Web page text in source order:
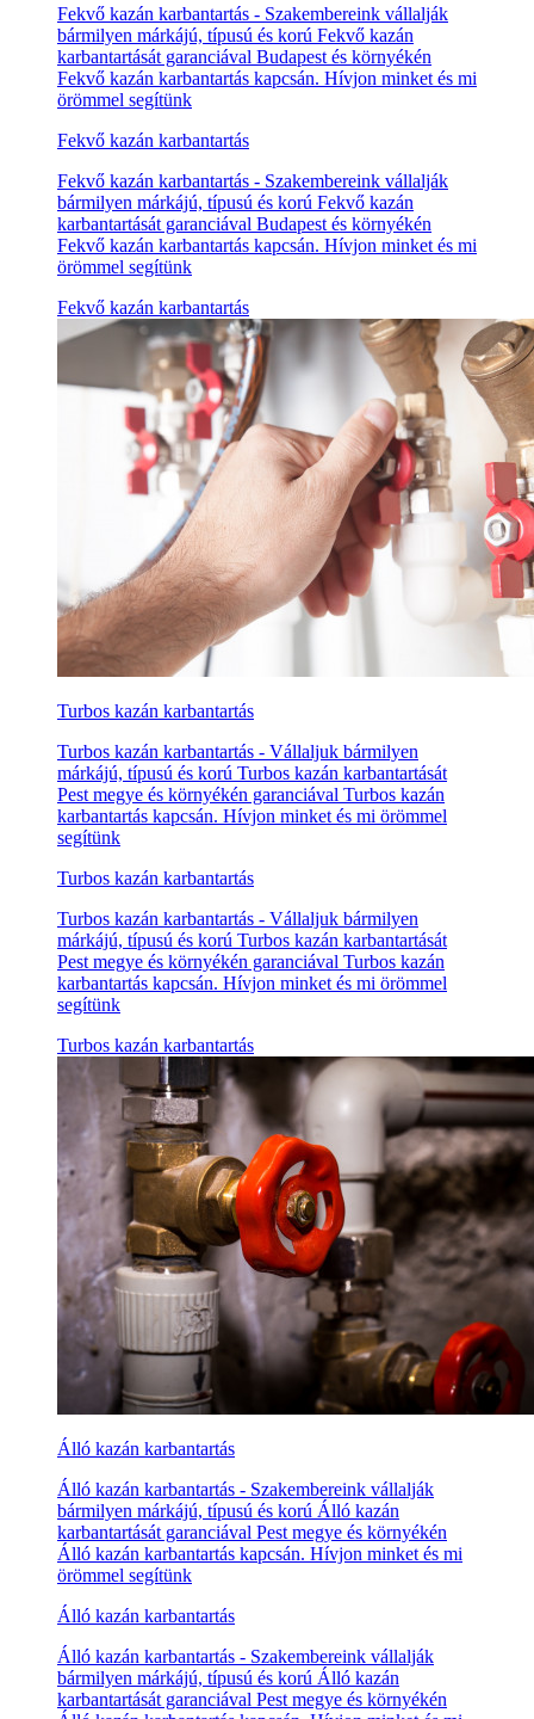
Fekvő kazán karbantartás - Szakembereink vállalják
bármilyen márkájú, típusú és korú Fekvő kazán
karbantartását garanciával Budapest és környékén
Fekvő kazán karbantartás kapcsán. Hívjon minket és mi
örömmel segítünk
Fekvő kazán karbantartás
Fekvő kazán karbantartás - Szakembereink vállalják
bármilyen márkájú, típusú és korú Fekvő kazán
karbantartását garanciával Budapest és környékén
Fekvő kazán karbantartás kapcsán. Hívjon minket és mi
örömmel segítünk
Fekvő kazán karbantartás
Turbos kazán karbantartás
Turbos kazán karbantartás - Vállaljuk bármilyen
márkájú, típusú és korú Turbos kazán karbantartását
Pest megye és környékén garanciával Turbos kazán
karbantartás kapcsán. Hívjon minket és mi örömmel
segítünk
Turbos kazán karbantartás
Turbos kazán karbantartás - Vállaljuk bármilyen
márkájú, típusú és korú Turbos kazán karbantartását
Pest megye és környékén garanciával Turbos kazán
karbantartás kapcsán. Hívjon minket és mi örömmel
segítünk
Turbos kazán karbantartás
Álló kazán karbantartás
Álló kazán karbantartás - Szakembereink vállalják
bármilyen márkájú, típusú és korú Álló kazán
karbantartását garanciával Pest megye és környékén
Álló kazán karbantartás kapcsán. Hívjon minket és mi
örömmel segítünk
Álló kazán karbantartás
Álló kazán karbantartás - Szakembereink vállalják
bármilyen márkájú, típusú és korú Álló kazán
karbantartását garanciával Pest megye és környékén